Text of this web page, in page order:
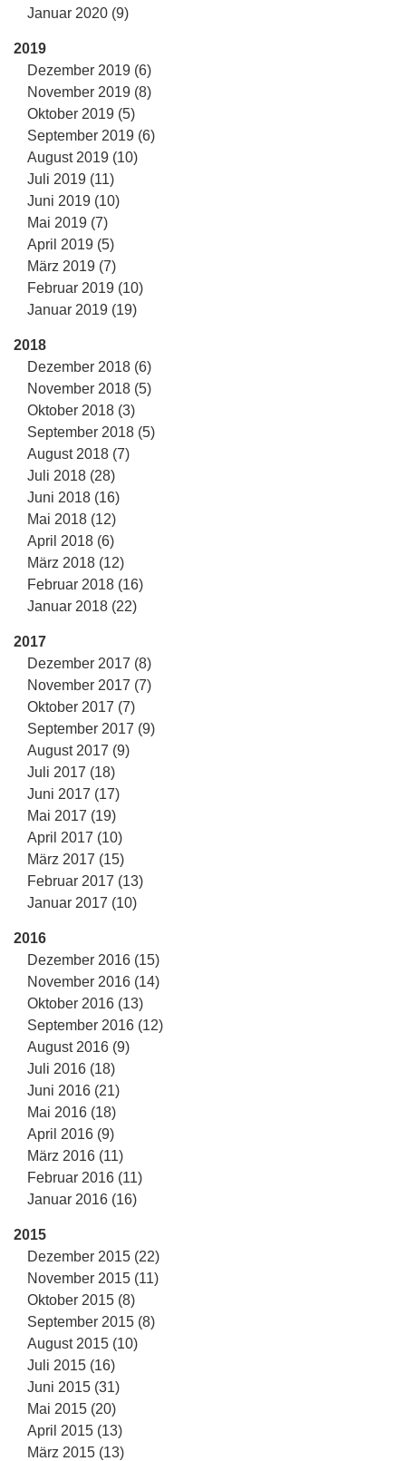
Januar 2020 (9)
2019
Dezember 2019 (6)
November 2019 (8)
Oktober 2019 (5)
September 2019 (6)
August 2019 (10)
Juli 2019 (11)
Juni 2019 (10)
Mai 2019 (7)
April 2019 (5)
März 2019 (7)
Februar 2019 (10)
Januar 2019 (19)
2018
Dezember 2018 (6)
November 2018 (5)
Oktober 2018 (3)
September 2018 (5)
August 2018 (7)
Juli 2018 (28)
Juni 2018 (16)
Mai 2018 (12)
April 2018 (6)
März 2018 (12)
Februar 2018 (16)
Januar 2018 (22)
2017
Dezember 2017 (8)
November 2017 (7)
Oktober 2017 (7)
September 2017 (9)
August 2017 (9)
Juli 2017 (18)
Juni 2017 (17)
Mai 2017 (19)
April 2017 (10)
März 2017 (15)
Februar 2017 (13)
Januar 2017 (10)
2016
Dezember 2016 (15)
November 2016 (14)
Oktober 2016 (13)
September 2016 (12)
August 2016 (9)
Juli 2016 (18)
Juni 2016 (21)
Mai 2016 (18)
April 2016 (9)
März 2016 (11)
Februar 2016 (11)
Januar 2016 (16)
2015
Dezember 2015 (22)
November 2015 (11)
Oktober 2015 (8)
September 2015 (8)
August 2015 (10)
Juli 2015 (16)
Juni 2015 (31)
Mai 2015 (20)
April 2015 (13)
März 2015 (13)